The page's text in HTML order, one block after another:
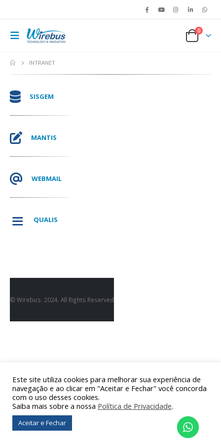
0
INTRANET
SISGEM
MANTIS
WEBMAIL
QUALIS
© Wirebus. 2024. All Rights Reserved
Este site utiliza cookies para melhorar sua experiência de
navegação e ao clicar em "Aceitar e Fechar" você concorda
com o uso desses cookies.
Saiba mais sobre a nossa Política de Privacidade.
Aceitar e Fechar